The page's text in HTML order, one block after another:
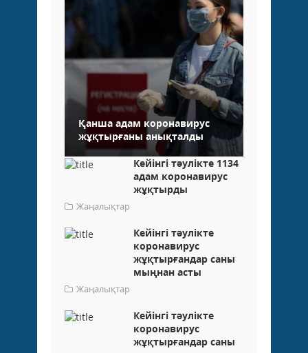
Қанша адам коронавирус
жұқтырғаны анықталды
Кейінгі тәулікте 1134
адам коронавирус
жұқтырды
Жаңалықтар
Кейінгі тәулікте
коронавирус
жұқтырғандар саны
мыңнан асты
Жаңалықтар
Кейінгі тәулікте
коронавирус
жұқтырғандар саны